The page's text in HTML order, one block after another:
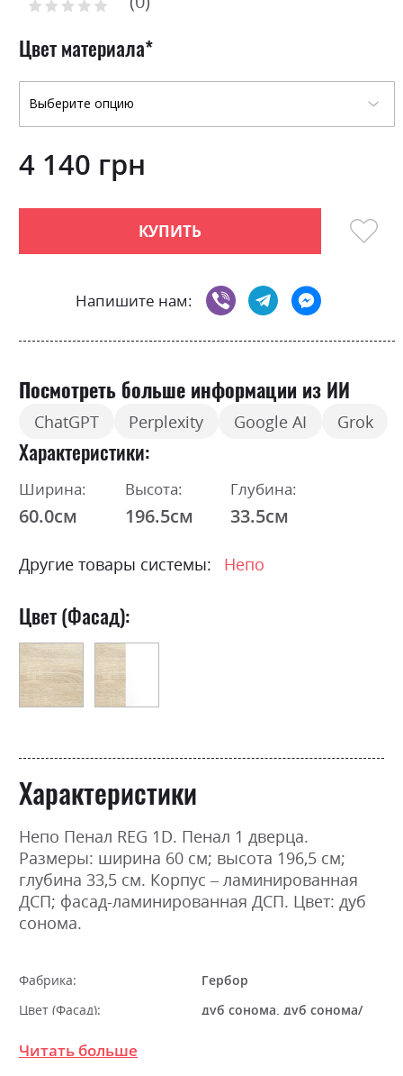
of
the
images
gallery
Рейтинг:
Цвет материала
4 140 грн
КУПИТЬ
Напишите нам:
Посмотреть больше информации из ИИ
ChatGPT Perplexity Google AI Grok
Характеристики
Ширина:
60.0см
Высота:
196.5см
Глубина:
33.5см
Другие товары системы: Непо
Цвет (Фасад):
Характеристики
Непо Пенал REG 1D. Пенал 1 дверца.
Размеры: ширина 60 см; высота 196,5 см;
глубина 33,5 см. Корпус – ламинированная
ДСП; фасад-ламинированная ДСП. Цвет: дуб
сонома.
Фабрика:
Гербор
Цвет (Фасад):
дуб сонома, дуб сонома/
Цвет (Корпус):
Читать больше